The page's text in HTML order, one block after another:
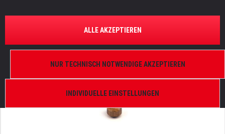
INDIVIDUELLE EINSTELLUNGEN
NUR TECHNISCH NOTWENDIGE AKZEPTIEREN
ALLE AKZEPTIEREN